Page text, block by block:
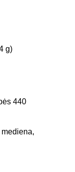
g)
440